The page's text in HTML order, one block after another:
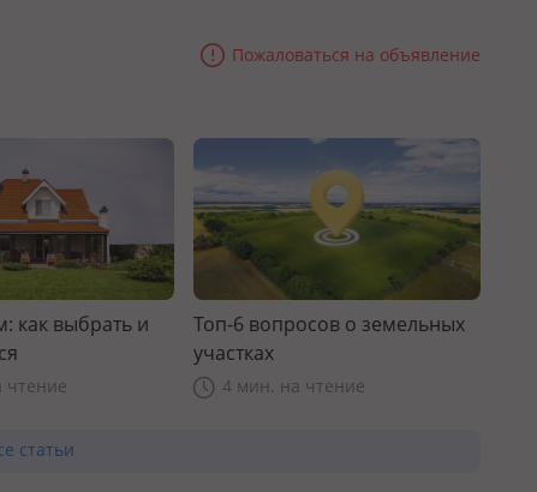
Пожаловаться на объявление
как выбрать и
чтение
Топ-6 вопросов о земельных
участках
4 мин. на чтение
статьи